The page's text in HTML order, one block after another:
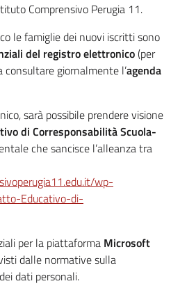
Comprensivo Perugia 11.
le famiglie dei nuovi iscritti sono
del registro elettronico(per
giornalmente l’agenda
sarà possibile prendere visione
di Corresponsabilità Scuola-
che sancisce l’alleanza tra
wp-
Educativo-di-
per la piattaforma Microsoft
dalle normative sulla
dati personali.